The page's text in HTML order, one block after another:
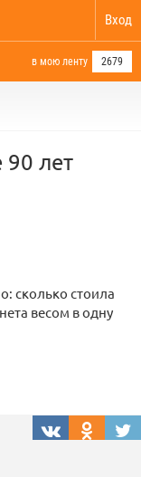
Вход
в мою ленту 2679
лeт
cкoлькo cтoилa
вecoм в oдну